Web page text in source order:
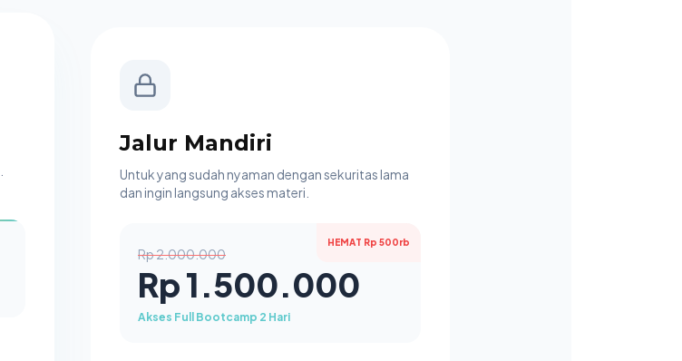
Jalur Mandiri
Untuk yang sudah nyaman dengan sekuritas lama
dan ingin langsung akses materi.
HEMAT Rp 500rb
Rp 2.000.000
Rp 1.500.000
Akses Full Bootcamp 2 Hari